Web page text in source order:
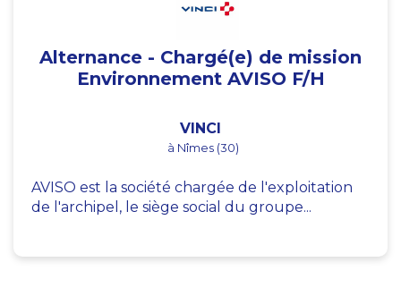
Alternance - Chargé(e) de mission
Environnement AVISO F/H
VINCI
à Nîmes (30)
AVISO est la société chargée de l'exploitation
de l'archipel, le siège social du groupe...